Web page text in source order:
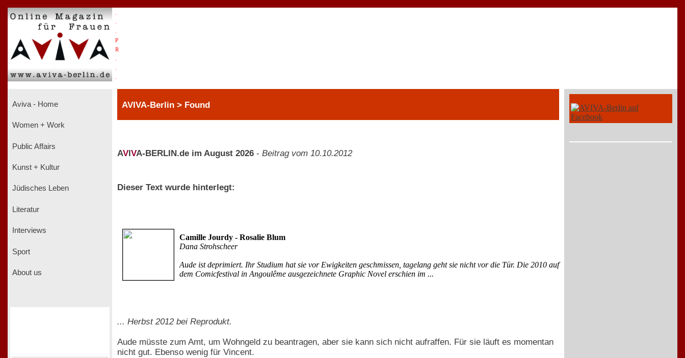
P
R
Aviva - Home
Women + Work
Public Affairs
Kunst + Kultur
Jüdisches Leben
Literatur
Interviews
Sport
About us
AVIVA-Berlin > Found
AV VA-BERLIN.de im August 2026 - Beitrag vom 10.10.2012
Dieser Text wurde hinterlegt:
Camille Jourdy - Rosalie Blum
Dana Strohscheer
Aude ist deprimiert. Ihr Studium hat sie vor Ewigkeiten geschmissen, tagelang geht sie nicht vor die Tür. Die 2010 auf
dem Comicfestival in Angoulême ausgezeichnete Graphic Novel erschien im ...
... Herbst 2012 bei Reprodukt.
Aude müsste zum Amt, um Wohngeld zu beantragen, aber sie kann sich nicht aufraffen. Für sie läuft es momentan
nicht gut. Ebenso wenig für Vincent.